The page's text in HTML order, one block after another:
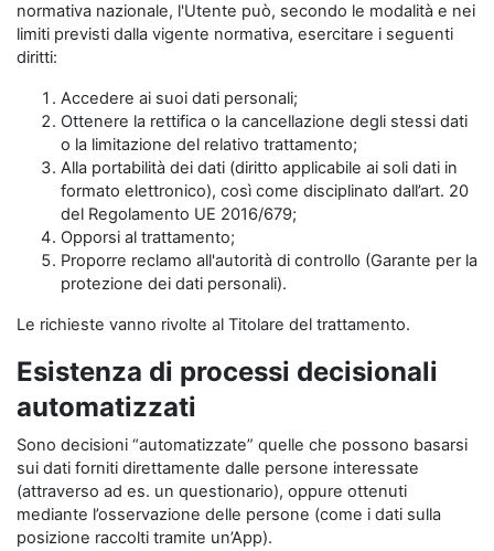
normativa nazionale, l'Utente può, secondo le modalità e nei
limiti previsti dalla vigente normativa, esercitare i seguenti
diritti:
Accedere ai suoi dati personali;
Ottenere la rettifica o la cancellazione degli stessi dati
o la limitazione del relativo trattamento;
Alla portabilità dei dati (diritto applicabile ai soli dati in
formato elettronico), così come disciplinato dall’art. 20
del Regolamento UE 2016/679;
Opporsi al trattamento;
Proporre reclamo all'autorità di controllo (Garante per la
protezione dei dati personali).
Le richieste vanno rivolte al Titolare del trattamento.
Esistenza di processi decisionali
automatizzati
Sono decisioni “automatizzate” quelle che possono basarsi
sui dati forniti direttamente dalle persone interessate
(attraverso ad es. un questionario), oppure ottenuti
mediante l’osservazione delle persone (come i dati sulla
posizione raccolti tramite un’App).